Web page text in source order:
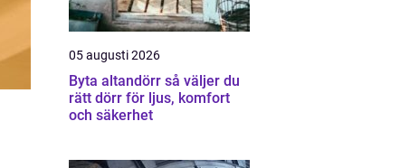
05 augusti 2026
Byta altandörr så väljer du
rätt dörr för ljus, komfort
och säkerhet